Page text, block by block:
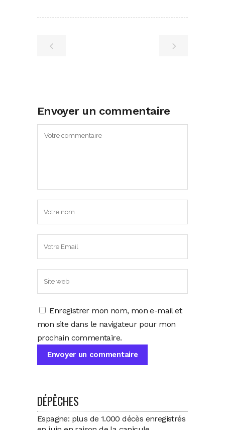
Envoyer un commentaire
Enregistrer mon nom, mon e-mail et
mon site dans le navigateur pour mon
prochain commentaire.
DÉPÊCHES
Espagne: plus de 1.000 décès enregistrés